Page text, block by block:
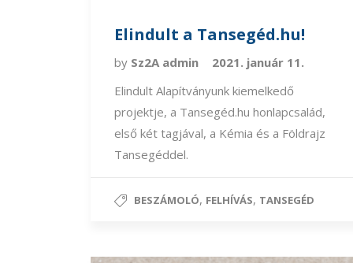
Elindult a Tansegéd.hu!
by Sz2A admin
2021. január 11.
Elindult Alapítványunk kiemelkedő
projektje, a Tansegéd.hu honlapcsalád,
első két tagjával, a Kémia és a Földrajz
Tansegéddel.
BESZÁMOLÓ, FELHÍVÁS, TANSEGÉD